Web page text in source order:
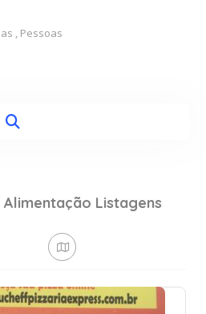
Alimentação Listagens